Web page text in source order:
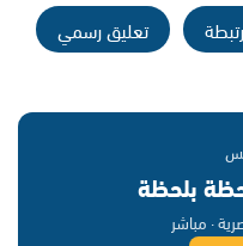
تعليق رسمي
بلحظة
· مباشر